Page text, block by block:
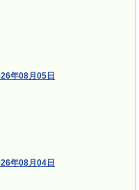
年08月05日
年08月04日